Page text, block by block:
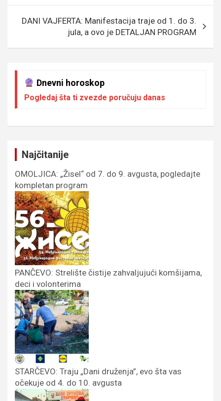
DANI VAJFERTA: Manifestacija traje od 1. do 3.
jula, a ovo je DETALJAN PROGRAM
Dnevni horoskop
Pogledaj šta ti zvezde poručuju danas
Najčitanije
OMOLJICA: „Žisel“ od 7. do 9. avgusta, pogledajte
kompletan program
PANČEVO: Strelište čistije zahvaljujući komšijama,
deci i volonterima
STARČEVO: Traju „Dani druženja”, evo šta vas
očekuje od 4. do 10. avgusta